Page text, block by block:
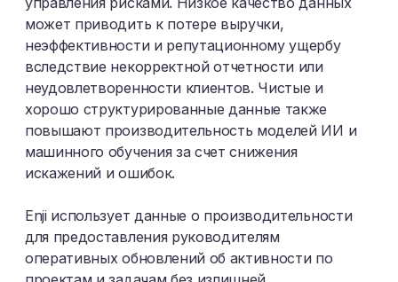
может приводить к потере выручки,
неэффективности и репутационному ущербу
вследствие некорректной отчетности или
неудовлетворенности клиентов. Чистые и
хорошо структурированные данные также
повышают производительность моделей ИИ и
машинного обучения за счет снижения
искажений и ошибок.
Enji использует данные о производительности
для предоставления руководителям
оперативных обновлений об активности по